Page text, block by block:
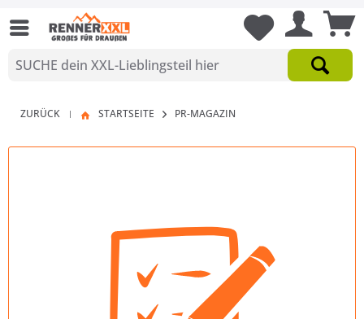
ZURÜCK | STARTSEITE PR-MAGAZIN